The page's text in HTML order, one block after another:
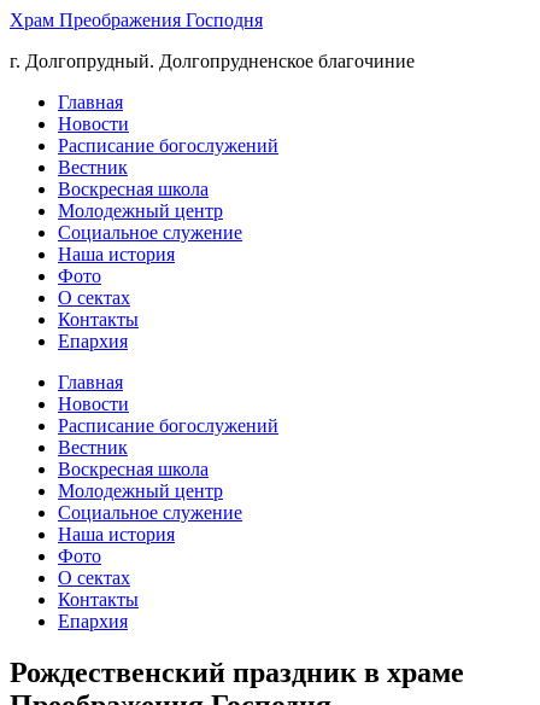
Храм Преображения Господня
г. Долгопрудный. Долгопрудненское благочиние
Главная
Новости
Расписание богослужений
Вестник
Воскресная школа
Молодежный центр
Социальное служение
Наша история
Фото
О сектах
Контакты
Епархия
Главная
Новости
Расписание богослужений
Вестник
Воскресная школа
Молодежный центр
Социальное служение
Наша история
Фото
О сектах
Контакты
Епархия
Рождественский праздник в храме